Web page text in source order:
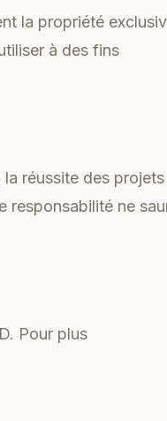
la propriété
à des fins
réussite des projets
responsabilité ne
Pour plus